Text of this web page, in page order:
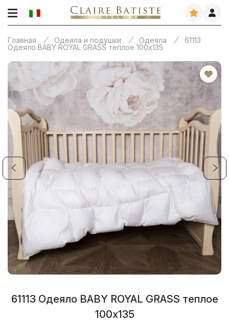
Главная Одеяла и подушки Одеяла
61113
Одеяло BABY ROYAL GRASS теплое 100х135
61113 Одеяло BABY ROYAL GRASS теплое
100х135